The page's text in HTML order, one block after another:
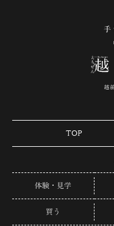
TOP
体験・見学
買う